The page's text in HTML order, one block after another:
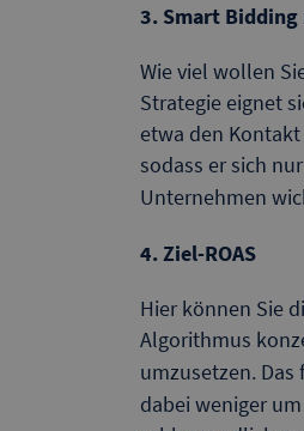
3. Smart Bidding
Wie viel wollen
Strategie eignet
etwa den
sodass er sich
Unternehmen
4. Ziel-ROAS
Hier können Sie
Algorithmus
umzusetzen.
dabei weniger